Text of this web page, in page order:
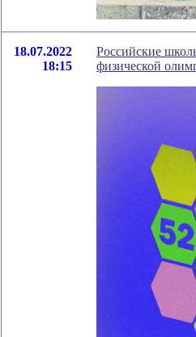
18.07.2022
18:15
Российские
физической